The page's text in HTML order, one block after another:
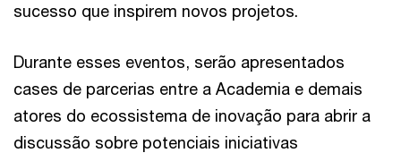
sucesso que inspirem novos projetos.
Durante esses eventos, serão apresentados
cases de parcerias entre a Academia e demais
atores do ecossistema de inovação para abrir a
discussão sobre potenciais iniciativas